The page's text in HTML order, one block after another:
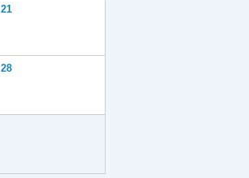
21
28